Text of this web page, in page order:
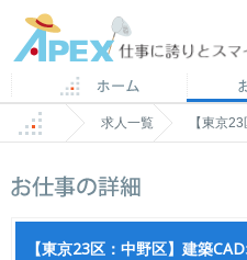
求人一覧 【東京
【東京23区：中野区】建築